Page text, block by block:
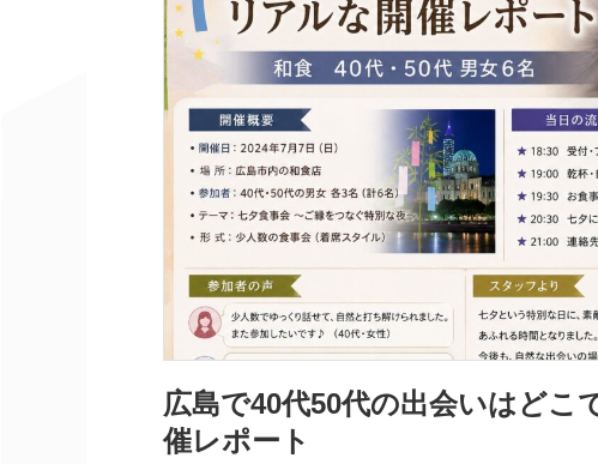
広島で40代50代の出会いはどこ
催レポート